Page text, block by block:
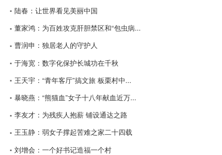
陆春：让世界看见美丽中国
董家鸿：为百姓攻克肝胆禁区和“包虫病...
曹润申：独居老人的守护人
于海宽：数字化保护长城功在千秋
王天宇：“青年客厅”搞文旅 板栗村中...
暴晓燕：“熊猫血”女子十八年献血近万...
李友才：为残疾人抱薪 铺设通达之路
王玉静：弱女子撑起苦难之家二十四载
刘增会：一个好书记造福一个村